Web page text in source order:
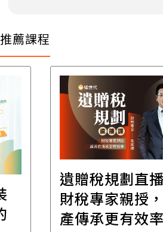
推薦課程
遺贈稅規劃直
財稅專家親授
產傳承更有效率